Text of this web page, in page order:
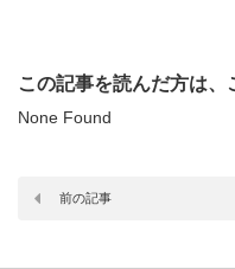
この記事を読んだ方は
None Found
前の記事